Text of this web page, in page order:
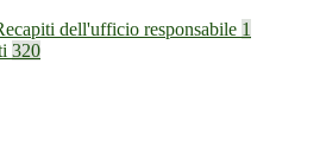
dell'ufficio responsabile 1
320